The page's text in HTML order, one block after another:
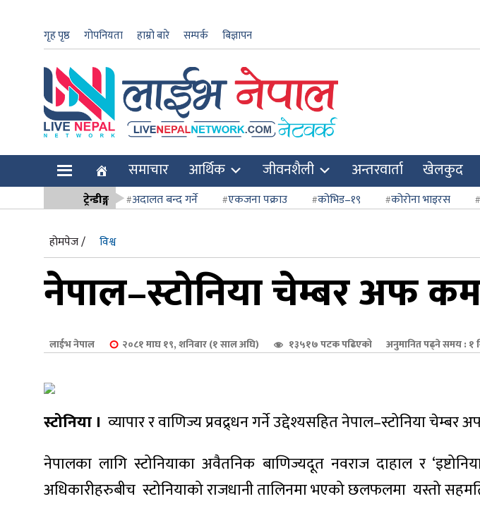
गृह पृष्ठ गोपनियता हाम्रो बारे सम्पर्क बिज्ञापन
समाचार आर्थिक जीवनशैली अन्तरवार्ता खेलकुद
ट्रेन्डीङ्ग अदालत बन्द गर्ने एकजना पक्राउ कोभिड–१९ कोरोना भाइरस
होमपेज /
विश्व
नेपाल–स्टोनिया चेम्बर अफ
लाईभ नेपाल २०८१ माघ १९, शनिबार (१ साल अघि) १३५१७ पटक पढिएको अनुमानित पढ्ने समय : १
स्टोनिया । व्यापार र वाणिज्य प्रवद्र्धन गर्ने उद्देश्यसहित नेपाल–स्टोनिया
नेपालका लागि स्टोनियाका अवैतनिक बाणिज्यदूत नवराज दाहाल र
अधिकारीहरुबीच स्टोनियाको राजधानी तालिनमा भएको छलफलमा यस्तो